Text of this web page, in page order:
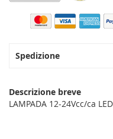
Spedizione
Descrizione breve
LAMPADA 12-24Vcc/ca